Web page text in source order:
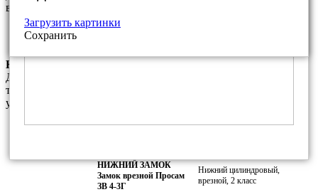
варианты фурнитуры из нашего каталога
Фалевая ручка ПроСам РФ.7 для
Комплектация замками данной модели
Данный комплект замков является базовым и соответсвует
требованиям МВД РФ. За дополнительную плату Вы можете
установить любой другой замок из наших каталогов.
Верхний сувальдный,
НИЖНИЙ ЗАМОК
Замок врезной Просам
ЗВ 4-3Г
Нижний цилиндровый,
врезной, 2 класс
Загрузить картинки
Сохранить